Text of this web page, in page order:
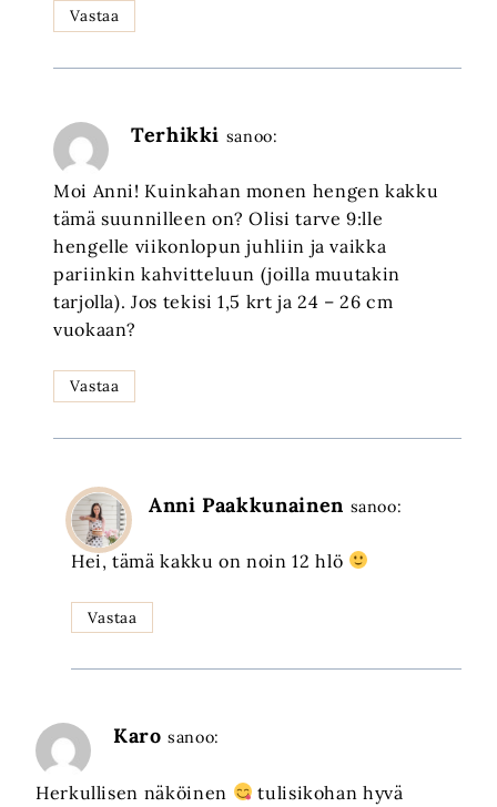
Vastaa
Terhikki sanoo:
Moi Anni! Kuinkahan monen hengen kakku
tämä suunnilleen on? Olisi tarve 9:lle
hengelle viikonlopun juhliin ja vaikka
pariinkin kahvitteluun (joilla muutakin
tarjolla). Jos tekisi 1,5 krt ja 24 – 26 cm
vuokaan?
Vastaa
Anni Paakkunainen sanoo:
Hei, tämä kakku on noin 12 hlö
Vastaa
Karo sanoo:
Herkullisen näköinen
tulisikohan hyvä